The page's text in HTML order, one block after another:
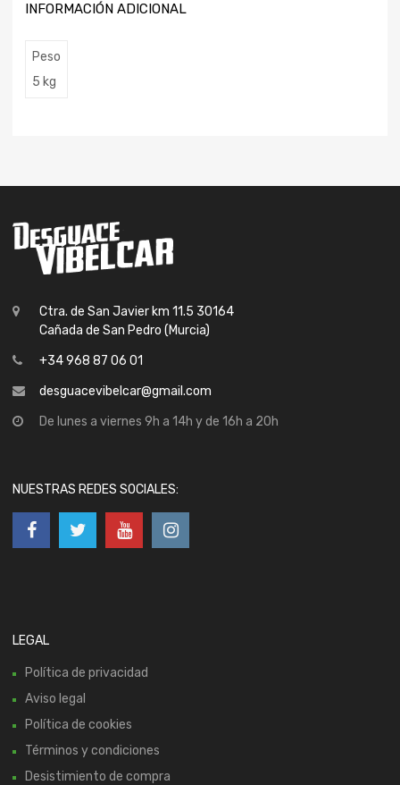
INFORMACIÓN ADICIONAL
Peso
5 kg
Ctra. de San Javier km 11.5 30164
Cañada de San Pedro (Murcia)
+34 968 87 06 01
desguacevibelcar@gmail.com
De lunes a viernes 9h a 14h y de 16h a 20h
NUESTRAS REDES SOCIALES:
LEGAL
Política de privacidad
Aviso legal
Política de cookies
Términos y condiciones
Desistimiento de compra